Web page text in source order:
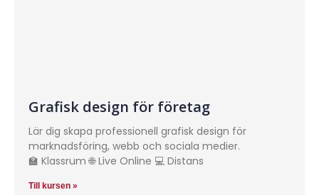
Grafisk design för företag
Lär dig skapa professionell grafisk design för
marknadsföring, webb och sociala medier.
🏫 Klassrum 🌐 Live Online 💻 Distans
Till kursen »